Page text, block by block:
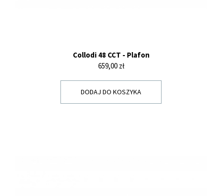
Collodi 48 CCT - Plafon
Cena
659,00 zł
DODAJ DO KOSZYKA